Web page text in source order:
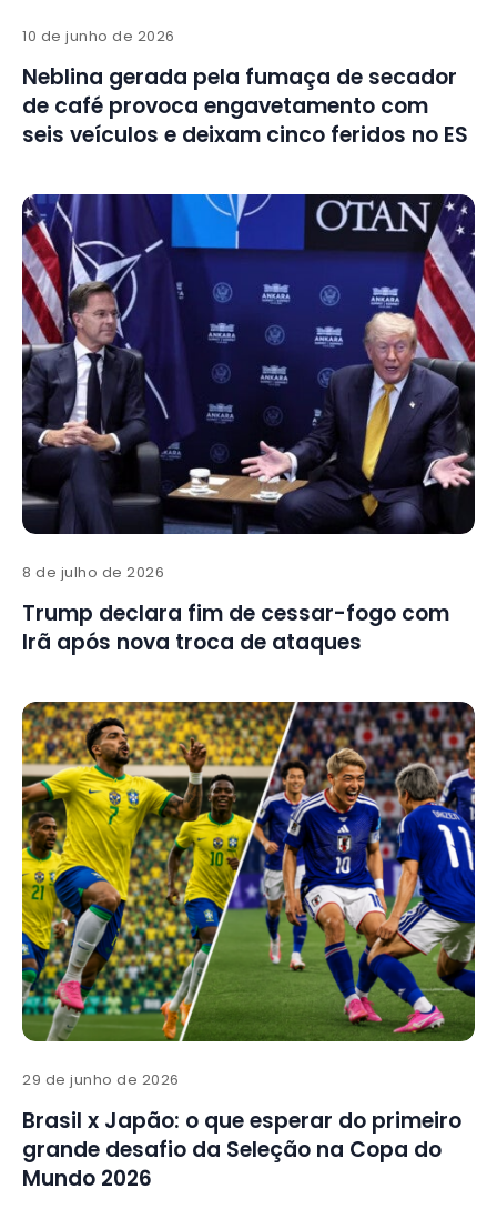
10 de junho de 2026
Neblina gerada pela fumaça de secador
de café provoca engavetamento com
seis veículos e deixam cinco feridos no ES
8 de julho de 2026
Trump declara fim de cessar-fogo com
Irã após nova troca de ataques
29 de junho de 2026
Brasil x Japão: o que esperar do primeiro
grande desafio da Seleção na Copa do
Mundo 2026